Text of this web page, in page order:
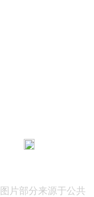
片部分来源于公共